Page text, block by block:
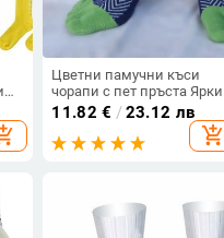
Цветни памучни къси
чорапи с пет пръста Ярки
цветни райета Улична
мода Млади ежедневни
Harajuku Happy Смешни
11.82 € /23.12 лв
add_shopping_cart